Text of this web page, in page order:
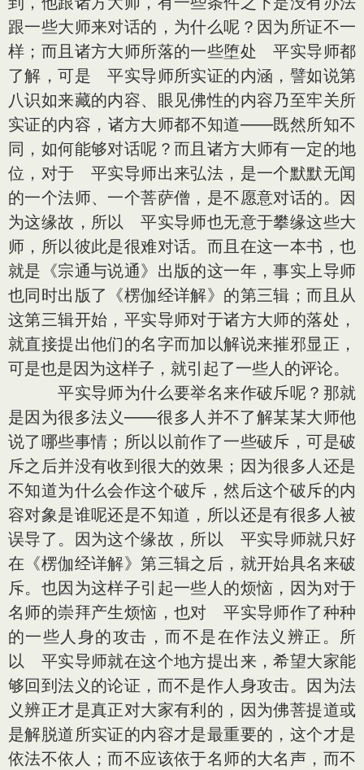
跟一些大师来对话的，为什么呢？因为所证不一
样；而且诸方大师所落的一些堕处 平实导师都
了解，可是 平实导师所实证的内涵，譬如说第
八识如来藏的内容、眼见佛性的内容乃至牢关所
实证的内容，诸方大师都不知道——既然所知不
同，如何能够对话呢？而且诸方大师有一定的地
位，对于 平实导师出来弘法，是一个默默无闻
的一个法师、一个菩萨僧，是不愿意对话的。因
为这缘故，所以 平实导师也无意于攀缘这些大
师，所以彼此是很难对话。而且在这一本书，也
就是《宗通与说通》出版的这一年，事实上导师
也同时出版了《楞伽经详解》的第三辑；而且从
这第三辑开始，平实导师对于诸方大师的落处，
就直接提出他们的名字而加以解说来摧邪显正，
可是也是因为这样子，就引起了一些人的评论。
平实导师为什么要举名来作破斥呢？那就
是因为很多法义——很多人并不了解某某大师他
说了哪些事情；所以以前作了一些破斥，可是破
斥之后并没有收到很大的效果；因为很多人还是
不知道为什么会作这个破斥，然后这个破斥的内
容对象是谁呢还是不知道，所以还是有很多人被
误导了。因为这个缘故，所以 平实导师就只好
在《楞伽经详解》第三辑之后，就开始具名来破
斥。也因为这样子引起一些人的烦恼，因为对于
名师的崇拜产生烦恼，也对 平实导师作了种种
的一些人身的攻击，而不是在作法义辨正。所
以 平实导师就在这个地方提出来，希望大家能
够回到法义的论证，而不是作人身攻击。因为法
义辨正才是真正对大家有利的，因为佛菩提道或
是解脱道所实证的内容才是最重要的，这个才是
依法不依人；而不应该依于名师的大名声，而不